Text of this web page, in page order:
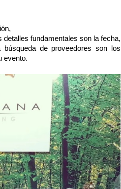
detalles fundamentales son la fecha,
de proveedores son los
evento.